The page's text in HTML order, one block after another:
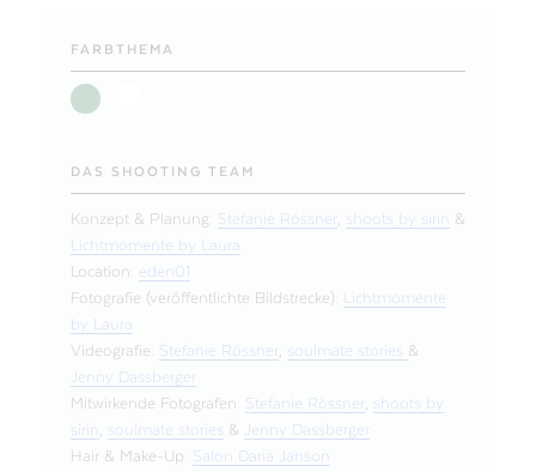
FARBTHEMA
DAS SHOOTING TEAM
Konzept & Planung: Stefanie Rössner , shoots by sirin &
Lichtmomente by Laura
Location: eden01
Fotografie (veröffentlichte Bildstrecke): Lichtmomente
by Laura
Videografie:
Stefanie Rössner , soulmate stories &
Jenny Dassberger
Mitwirkende Fotografen:
Stefanie Rössner , shoots by
sirin , soulmate stories & Jenny Dassberger
Hair & Make-Up:
Salon Daria Janson